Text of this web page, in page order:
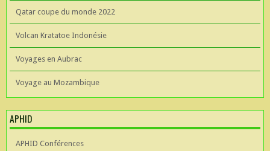
Qatar coupe du monde 2022
Volcan Kratatoe Indonésie
Voyages en Aubrac
Voyage au Mozambique
APHID
APHID Conférences